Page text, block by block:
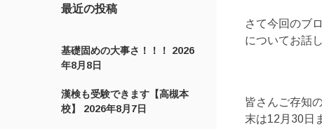
最近の投稿
基礎固めの大事さ！！！
2026
年8月8日
漢検も受験できます【高槻本
校】
2026年8月7日
さて今回のブ
についてお話
皆さんご存知
末は12月30日